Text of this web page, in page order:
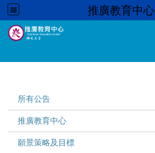
推廣教育中心
所有公告
推廣教育中心
願景策略及目標